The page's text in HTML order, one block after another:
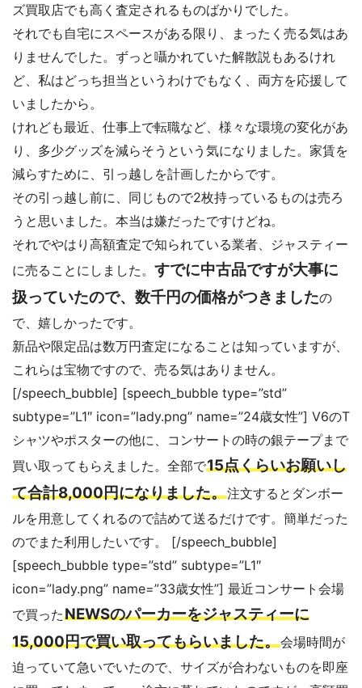
ズ買取店でも高く査定されるものばかりでした。
それでも自宅にスペースがある限り、まったく売る気はあ
りませんでした。ずっと囁かれていた解散説もあるけれ
ど、私はどっち担当というわけでもなく、両方を応援して
いましたから。
けれども最近、仕事上で転職など、様々な環境の変化があ
り、多少グッズを減らそうという気になりました。家賃を
減らすために、引っ越しを計画したからです。
その引っ越し前に、同じもので2枚持っているものは売ろ
うと思いました。本当は嫌だったですけどね。
それでやはり高額査定で知られている業者、ジャスティー
に売ることにしました。 すでに中古品ですが大事に
扱っていたので、数千円の価格がつきましたの
で、嬉しかったです。
新品や限定品は数万円査定になることは知っていますが、
これらは宝物ですので、売る気はありません。
[/speech_bubble] [speech_bubble type=”std”
subtype=”L1″ icon=”lady.png” name=”24歳女性”] V6のT
シャツやポスターの他に、コンサートの時の銀テープまで
買い取ってもらえました。全部で15点くらいお願いし
て合計8,000円になりました。注文するとダンボー
ルを用意してくれるので詰めて送るだけです。簡単だった
のでまた利用したいです。 [/speech_bubble]
[speech_bubble type=”std” subtype=”L1″
icon=”lady.png” name=”33歳女性”] 最近コンサート会場
で買ったNEWSのパーカーをジャスティーに
15,000円で買い取ってもらいました。会場時間が
迫っていて急いでいたので、サイズが合わないものを即座